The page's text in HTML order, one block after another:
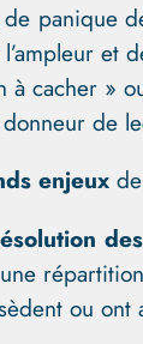
panique
à cacher »
de
enjeux
ou ont